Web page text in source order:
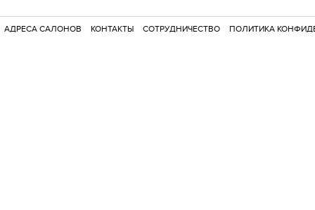
АДРЕСА САЛОНОВ КОНТАКТЫ СОТРУДНИЧЕСТВО ПОЛИТИКА